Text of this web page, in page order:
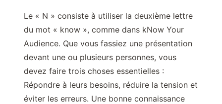
Le « N » consiste à utiliser la deuxième lettre
du mot « know », comme dans kNow Your
Audience. Que vous fassiez une présentation
devant une ou plusieurs personnes, vous
devez faire trois choses essentielles :
Répondre à leurs besoins, réduire la tension et
éviter les erreurs. Une bonne connaissance